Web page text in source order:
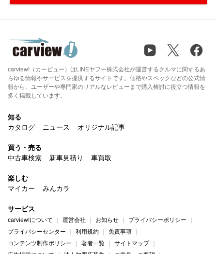
carview!（カービュー）はLINEヤフー株式会社が運営するクルマに関するあ
らゆる情報やサービスを提供するサイトです。価格やスペックなどの公式情
報から、ユーザーや専門家のリアルなレビューまで購入検討に役立つ情報を
多く掲載しています。
知る
カタログ
ニュース オリジナル記事
買う・売る
中古車検索
新車見積り 車買取
楽しむ
マイカー
みんカラ
サービス
carview!について 運営会社 お知らせ
プライバシーポリシー
プライバシーセンター
利用規約
免責事項
コンテンツ制作ポリシー
著者一覧
サイトマップ